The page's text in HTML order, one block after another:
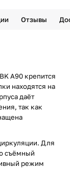
Отзывы
A90 крепится
находятся на
даёт
так как
Для
съёмный
режим